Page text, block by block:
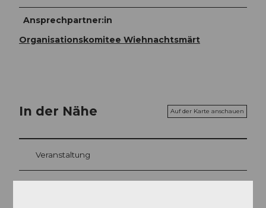
Ansprechpartner:in
Organisationskomitee Wiehnachtsmärt
In der Nähe Auf der Karte anschauen
Veranstaltung